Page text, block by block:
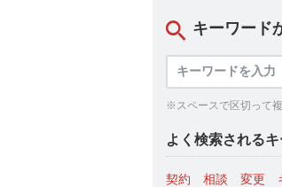
キーワード
※スペースで区切って複
よく検索される
契約 相談 変更